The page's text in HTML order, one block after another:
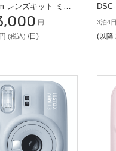
レンズキット ミラ
円
(税込) /日)
3泊4日
(以降